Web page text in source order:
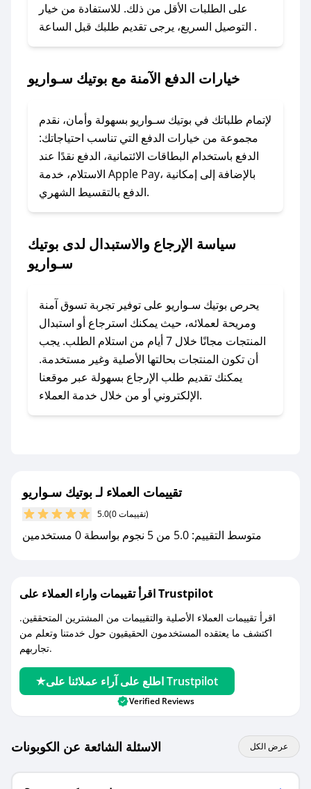
### كيفية استخدام كود خصم بوتيك سـواريو؟
1. انسخ كود الخصم من تطبيق صحصح.
2. الصقه في خانة الدفع عند التسوق من بوتيك
لا تقلق! يمكنك التواصل مع فريق دعم صحصح عبر
الرسائل الخاصة على تويتر أو البريد الإلكتروني،
وسنقوم بحل المشكلة في أسرع وقت ممكن.
### ماذا أفعل إذا لم أجد كود خصم لمتجري
المفضل؟
مراسلتنا مباشرة وسنعمل على توفير الكوبونات في
أسرع وقت ممكن.
### كيف تحصل على كوبونات خصم حصرية من
بوتيك سـواريو؟
للحصول على كوبونات وخصومات حصرية، قم بما
يلي:
- اضغط على أيقونة متابعة لمتجر بوتيك سـواريو في
تطبيق صحصح.
مع صحصح، تسوق بذكاء ووفّر على كل مشترياتك مع
على الطلبات الأقل من ذلك. للاستفادة من خيار
التوصيل السريع، يرجى تقديم طلبك قبل الساعة .
خيارات الدفع الآمنة مع بوتيك سـواريو
لإتمام طلباتك في بوتيك سـواريو بسهولة وأمان، نقدم
مجموعة من خيارات الدفع التي تناسب احتياجاتك:
الدفع باستخدام البطاقات الائتمانية، الدفع نقدًا عند
الاستلام، خدمة Apple Pay، بالإضافة إلى إمكانية
الدفع بالتقسيط الشهري.
سياسة الإرجاع والاستبدال لدى بوتيك
سـواريو
يحرص بوتيك سـواريو على توفير تجربة تسوق آمنة
ومريحة لعملائه، حيث يمكنك استرجاع أو استبدال
المنتجات مجانًا خلال 7 أيام من استلام الطلب. يجب
أن تكون المنتجات بحالتها الأصلية وغير مستخدمة.
يمكنك تقديم طلب الإرجاع بسهولة عبر موقعنا
الإلكتروني أو من خلال خدمة العملاء.
تقييمات العملاء لـ بوتيك سـواريو
5.0 (0 تقييمات)
متوسط التقييم: 5.0 من 5 نجوم بواسطة 0 مستخدمين
اقرأ تقييمات واراء العملاء على Trustpilot
اقرأ تقييمات العملاء الأصلية والتقييمات من المشترين المتحققين.
اكتشف ما يعتقده المستخدمون الحقيقيون حول خدمتنا وتعلم من
تجاربهم.
اطلع على آراء عملائنا على Trustpilot
Verified Reviews
الاسئلة الشائعة عن الكوبونات عرض الكل